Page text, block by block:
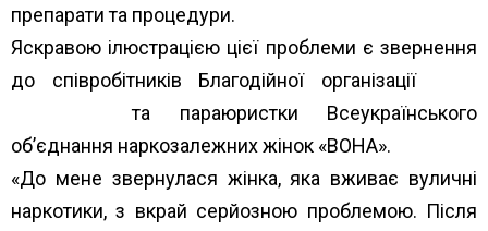
препарати та процедури.
Яскравою ілюстрацією цієї проблеми є звернення
до співробітників Благодійної організації
та параюристки Всеукраїнського
об’єднання наркозалежних жінок «ВОНА».
«До мене звернулася жінка, яка вживає вуличні
наркотики, з вкрай серйозною проблемою. Після